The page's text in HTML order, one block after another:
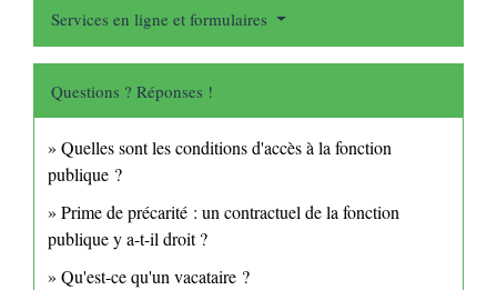
Services en ligne et formulaires
Questions ? Réponses !
Quelles sont les conditions d'accès à la fonction
publique ?
Prime de précarité : un contractuel de la fonction
publique y a-t-il droit ?
Qu'est-ce qu'un vacataire ?